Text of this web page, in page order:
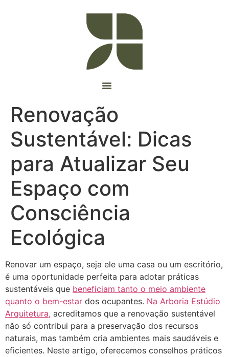
Renovação
Sustentável: Dicas
para Atualizar Seu
Espaço com
Consciência
Ecológica
Renovar um espaço, seja ele uma casa ou um escritório,
é uma oportunidade perfeita para adotar práticas
sustentáveis que beneficiam tanto o meio ambiente
quanto o bem-estar dos ocupantes. Na Arboria Estúdio
Arquitetura, acreditamos que a renovação sustentável
não só contribui para a preservação dos recursos
naturais, mas também cria ambientes mais saudáveis e
eficientes. Neste artigo, oferecemos conselhos práticos